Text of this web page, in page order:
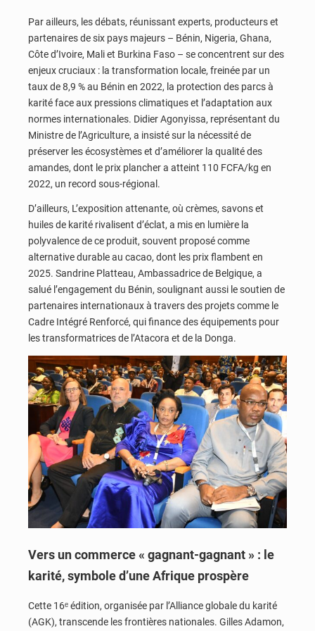
Par ailleurs, les débats, réunissant experts, producteurs et
partenaires de six pays majeurs – Bénin, Nigeria, Ghana,
Côte d’Ivoire, Mali et Burkina Faso – se concentrent sur des
enjeux cruciaux : la transformation locale, freinée par un
taux de 8,9 % au Bénin en 2022, la protection des parcs à
karité face aux pressions climatiques et l’adaptation aux
normes internationales. Didier Agonyissa, représentant du
Ministre de l’Agriculture, a insisté sur la nécessité de
préserver les écosystèmes et d’améliorer la qualité des
amandes, dont le prix plancher a atteint 110 FCFA/kg en
2022, un record sous-régional.
D’ailleurs, L’exposition attenante, où crèmes, savons et
huiles de karité rivalisent d’éclat, a mis en lumière la
polyvalence de ce produit, souvent proposé comme
alternative durable au cacao, dont les prix flambent en
2025. Sandrine Platteau, Ambassadrice de Belgique, a
salué l’engagement du Bénin, soulignant aussi le soutien de
partenaires internationaux à travers des projets comme le
Cadre Intégré Renforcé, qui finance des équipements pour
les transformatrices de l’Atacora et de la Donga.
Vers un commerce « gagnant-gagnant » : le
karité, symbole d’une Afrique prospère
Cette 16ᵉ édition, organisée par l’Alliance globale du karité
(AGK), transcende les frontières nationales. Gilles Adamon,